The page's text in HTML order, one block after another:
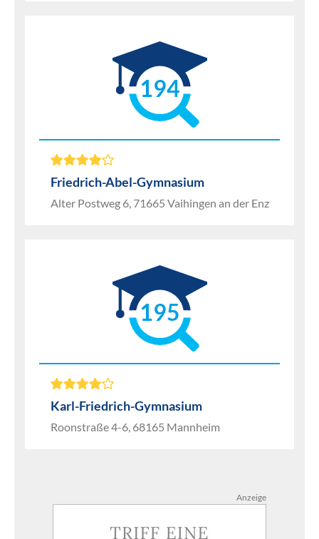
194
Friedrich-Abel-Gymnasium
Alter Postweg 6, 71665 Vaihingen an der Enz
195
Karl-Friedrich-Gymnasium
Roonstraße 4-6, 68165 Mannheim
Anzeige